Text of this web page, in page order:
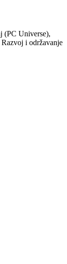
(PC Universe),
i održavanje